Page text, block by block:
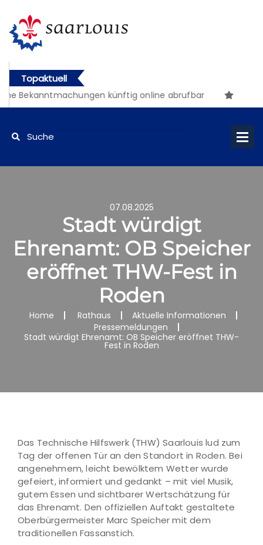
Topaktuell
Bekanntmachungen künftig online abrufbar
07.08.2025
Stadt würdigt
Ehrenamt: OB Speicher
eröffnet THW-Fest in
Roden
Home Rathaus
Aktuelle Informationen
Pressemeldungen
Stadt würdigt Ehrenamt: OB Speicher eröffnet THW-
Fest in Roden
Das Technische Hilfswerk (THW) Saarlouis lud zum
Tag der offenen Tür an den Standort in Roden. Bei
angenehmem, leicht bewölktem Wetter wurde
gefeiert, informiert und gedankt – mit viel Musik,
gutem Essen und sichtbarer Wertschätzung für
das Ehrenamt. Den offiziellen Auftakt gestaltete
Oberbürgermeister Marc Speicher mit dem
traditionellen Fassanstich.